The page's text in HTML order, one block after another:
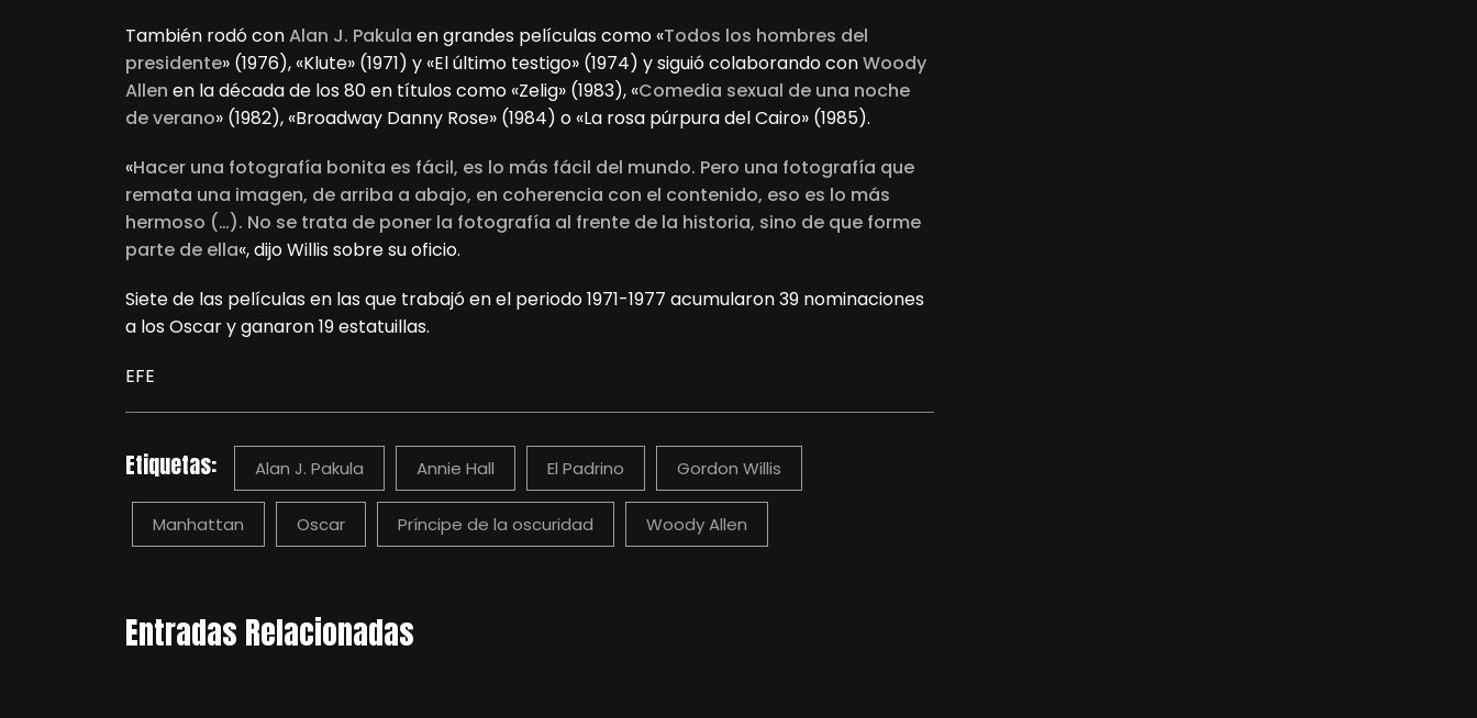
También rodó conAlan J. Pakula en grandes películas como «Todos los hombres del
presidente» (1976), «Klute» (1971) y «El último testigo» (1974) y siguió colaborando conWoody
Allen en la década de los 80 en títulos como «Zelig» (1983), «Comedia sexual de una noche
de verano» (1982), «Broadway Danny Rose» (1984) o «La rosa púrpura del Cairo» (1985).
«Hacer una fotografía bonita es fácil, es lo más fácil del mundo. Pero una fotografía que
remata una imagen, de arriba a abajo, en coherencia con el contenido, eso es lo más
hermoso (…). No se trata de poner la fotografía al frente de la historia, sino de que forme
parte de ella«, dijo Willis sobre su oficio.
Siete de las películas en las que trabajó en el periodo 1971-1977 acumularon 39 nominaciones
a los Oscar y ganaron 19 estatuillas.
EFE
Etiquetas: Alan J. Pakula Annie Hall El Padrino Gordon Willis
Manhattan Oscar Príncipe de la oscuridad Woody Allen
Entradas Relacionadas